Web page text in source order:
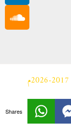
Shares